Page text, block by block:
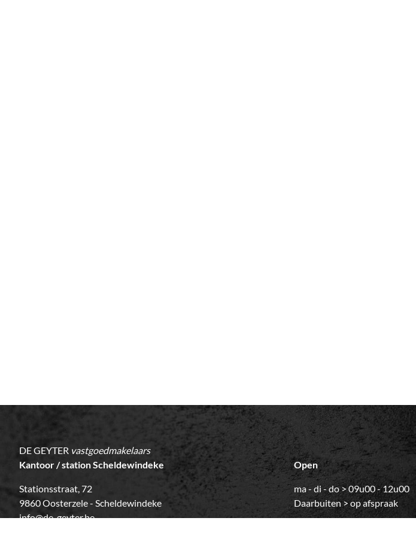
DE GEYTER vastgoedmakelaars
Kantoor / station Scheldewindeke
Stationsstraat, 72
9860 Oosterzele - Scheldewindeke
info@de-geyter.be
Open
ma - di - do > 09u00 - 12u00
Daarbuiten > op afspraak